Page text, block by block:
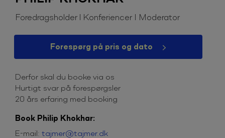
Foredragsholder l Konferiencer I Moderator
Forespørg på pris og dato
Derfor skal du booke via os
Hurtigt svar på forespørgsler
20 års erfaring med booking
Book Philip Khokhar:
E-mail: tajmer@tajmer.dk